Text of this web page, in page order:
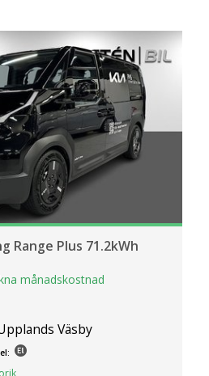
Range Plus 71.2kWh
månadskostnad
Väsby